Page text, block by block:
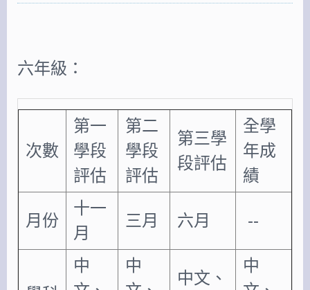
六年級：
次數
第一
學段
評估
第二
學段
評估
第三學
段評估
全學
年成
績
月份
十一
月
三月 六月 --
中
中
中文、
中